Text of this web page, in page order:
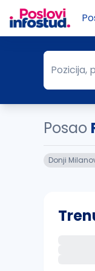
Pozicija,
Pozicija,
Posao
Donji